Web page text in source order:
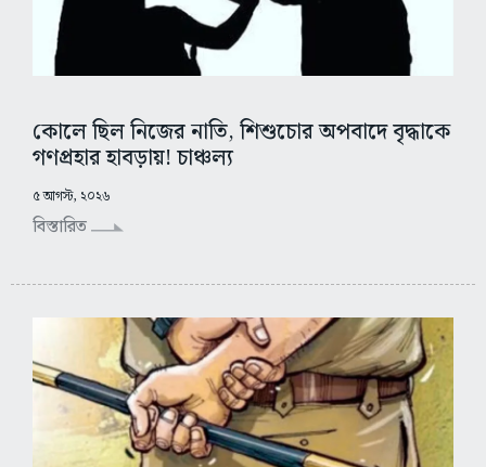
কোলে ছিল নিজের নাতি, শিশুচোর অপবাদে বৃদ্ধাকে
গণপ্রহার হাবড়ায়! চাঞ্চল্য
৫ আগস্ট, ২০২৬
বিস্তারিত